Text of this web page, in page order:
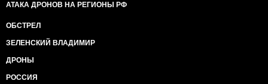
АТАКА ДРОНОВ НА РЕГИОНЫ РФ
ОБСТРЕЛ
ЗЕЛЕНСКИЙ ВЛАДИМИР
ДРОНЫ
РОССИЯ